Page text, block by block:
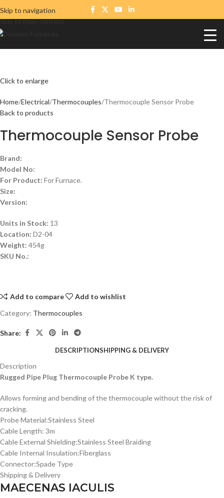
Skip to navigation
Skip to main content
Click to enlarge
Home Electrical Thermocouples Thermocouple Sensor Probe
Back to products
Thermocouple Sensor Probe
Brand:
Model No:
For Product: For Furnace.
Size:
Version:
Units in Stock: 13
Location: D2-04
Weight: 454g
SKU No.:
Add to compare
Add to wishlist
Category: Thermocouples
Share:
DESCRIPTIONSHIPPING & DELIVERY
Description
Rugged Pipe Plug Thermocouple Probe K type.
Allows forming and bending of the thermocouple without the risk of
cracking.
Probe Material:Stainless Steel
Cable Length: 3m
Cable External Shielding:Stainless Steel Braiding
Cable Internal Insulation:Fiberglass
Connector:Spade Type
Shipping & Delivery
MAECENAS IACULIS